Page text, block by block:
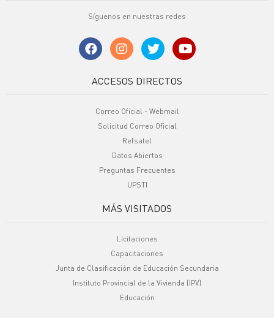
Síguenos en nuestras redes
ACCESOS DIRECTOS
Correo Oficial - Webmail
Solicitud Correo Oficial
Refsatel
Datos Abiertos
Preguntas Frecuentes
UPSTI
MÁS VISITADOS
Licitaciones
Capacitaciones
Junta de Clasificación de Educación Secundaria
Instituto Provincial de la Vivienda (IPV)
Educación